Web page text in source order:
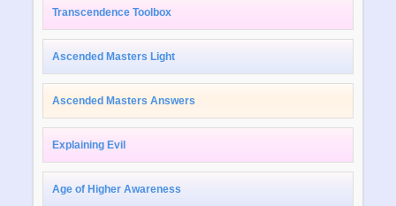
Transcendence Toolbox
Ascended Masters Light
Ascended Masters Answers
Explaining Evil
Age of Higher Awareness